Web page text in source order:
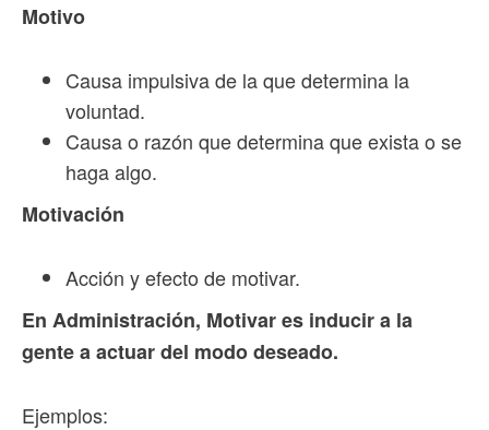
Motivo
Causa impulsiva de la que determina la
voluntad.
Causa o razón que determina que exista o se
haga algo.
Motivación
Acción y efecto de motivar.
En Administración, Motivar es inducir a la
gente a actuar del modo deseado.
Ejemplos: